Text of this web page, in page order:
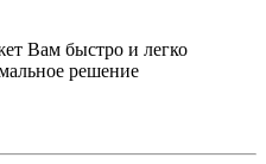
Вам быстро и легко
решение